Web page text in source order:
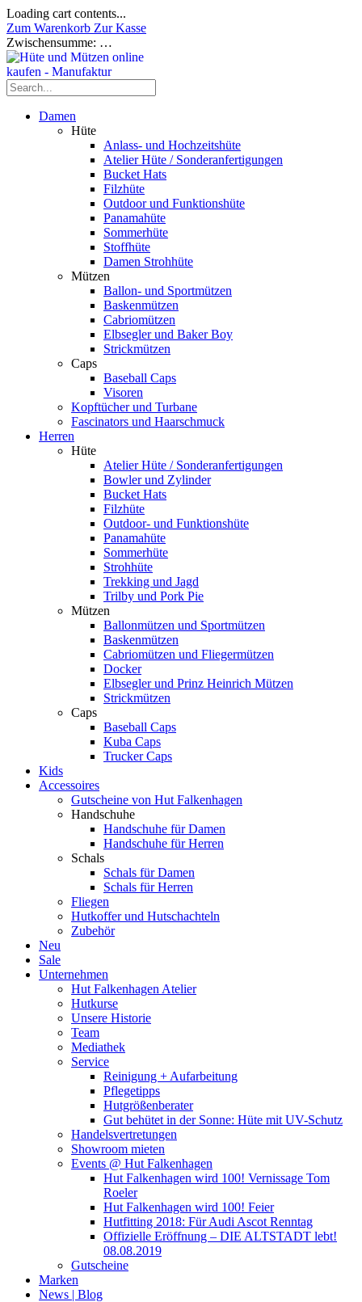
Loading cart contents...
Zum Warenkorb Zur Kasse
Zwischensumme: …
Damen
Hüte
Anlass- und Hochzeitshüte
Atelier Hüte / Sonderanfertigungen
Bucket Hats
Filzhüte
Outdoor und Funktionshüte
Panamahüte
Sommerhüte
Stoffhüte
Damen Strohhüte
Mützen
Ballon- und Sportmützen
Baskenmützen
Cabriomützen
Elbsegler und Baker Boy
Strickmützen
Caps
Baseball Caps
Visoren
Kopftücher und Turbane
Fascinators und Haarschmuck
Herren
Hüte
Atelier Hüte / Sonderanfertigungen
Bowler und Zylinder
Bucket Hats
Filzhüte
Outdoor- und Funktionshüte
Panamahüte
Sommerhüte
Strohhüte
Trekking und Jagd
Trilby und Pork Pie
Mützen
Ballonmützen und Sportmützen
Baskenmützen
Cabriomützen und Fliegermützen
Docker
Elbsegler und Prinz Heinrich Mützen
Strickmützen
Caps
Baseball Caps
Kuba Caps
Trucker Caps
Kids
Accessoires
Gutscheine von Hut Falkenhagen
Handschuhe
Handschuhe für Damen
Handschuhe für Herren
Schals
Schals für Damen
Schals für Herren
Fliegen
Hutkoffer und Hutschachteln
Zubehör
Neu
Sale
Unternehmen
Hut Falkenhagen Atelier
Hutkurse
Unsere Historie
Team
Mediathek
Service
Reinigung + Aufarbeitung
Pflegetipps
Hutgrößenberater
Gut behütet in der Sonne: Hüte mit UV-Schutz
Handelsvertretungen
Showroom mieten
Events @ Hut Falkenhagen
Hut Falkenhagen wird 100! Vernissage Tom
Roeler
Hut Falkenhagen wird 100! Feier
Hutfitting 2018: Für Audi Ascot Renntag
Offizielle Eröffnung – DIE ALTSTADT lebt!
08.08.2019
Gutscheine
Marken
News | Blog